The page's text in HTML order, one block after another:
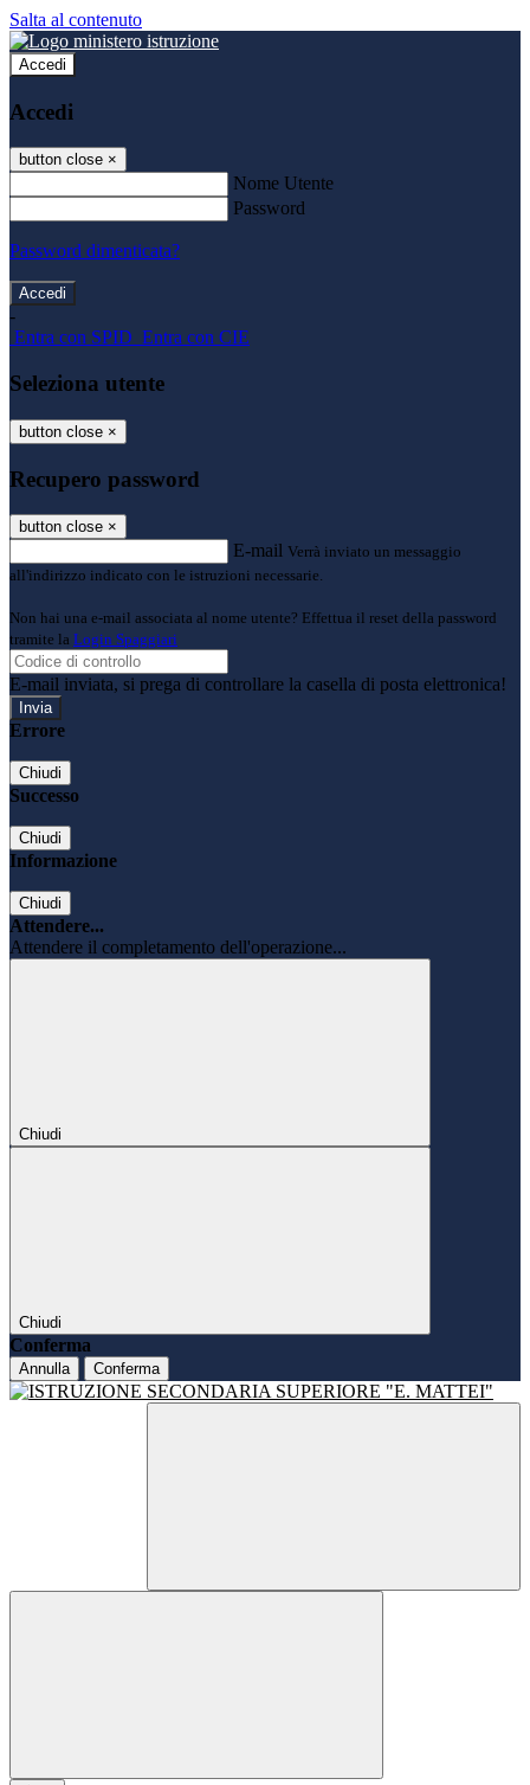
Salta al contenuto
Accedi
Accedi
button close ×
Nome Utente
Password
Password dimenticata?
-
Entra con SPID Entra con CIE
Seleziona utente
button close ×
Recupero password
button close ×
E-mail Verrà inviato un messaggio
all'indirizzo indicato con le istruzioni necessarie.
Non hai una e-mail associata al nome utente? Effettua il reset della password
tramite la Login Spaggiari
E-mail inviata, si prega di controllare la casella di posta elettronica!
Errore
Chiudi
Successo
Chiudi
Informazione
Chiudi
Attendere...
Attendere il completamento dell'operazione...
Chiudi
Chiudi
Conferma
Annulla Conferma